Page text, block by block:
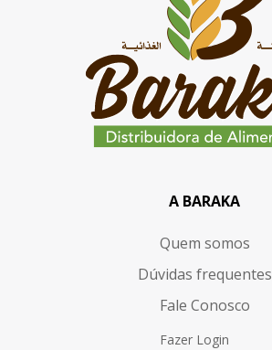
A BARAKA
Quem somos
Dúvidas frequentes
Fale Conosco
Fazer Login